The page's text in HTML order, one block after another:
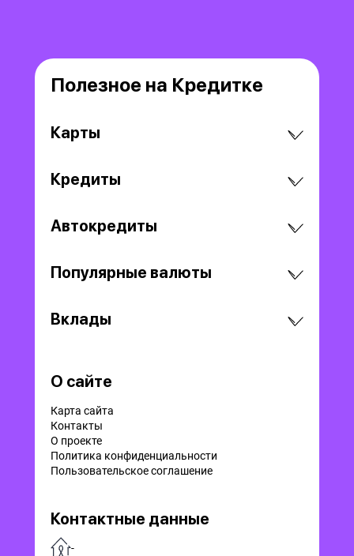
Полезное на Кредитке
Карты
Кредиты
Автокредиты
Популярные валюты
Вклады
О сайте
Карта сайта
Контакты
О проекте
Политика конфиденциальности
Пользовательское соглашение
Контактные данные
-